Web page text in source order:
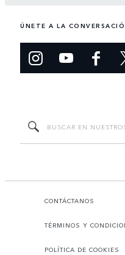
ÚNETE A LA
CONTÁCTANOS
TÉRMINOS Y
POLÍTICA DE COOKIES